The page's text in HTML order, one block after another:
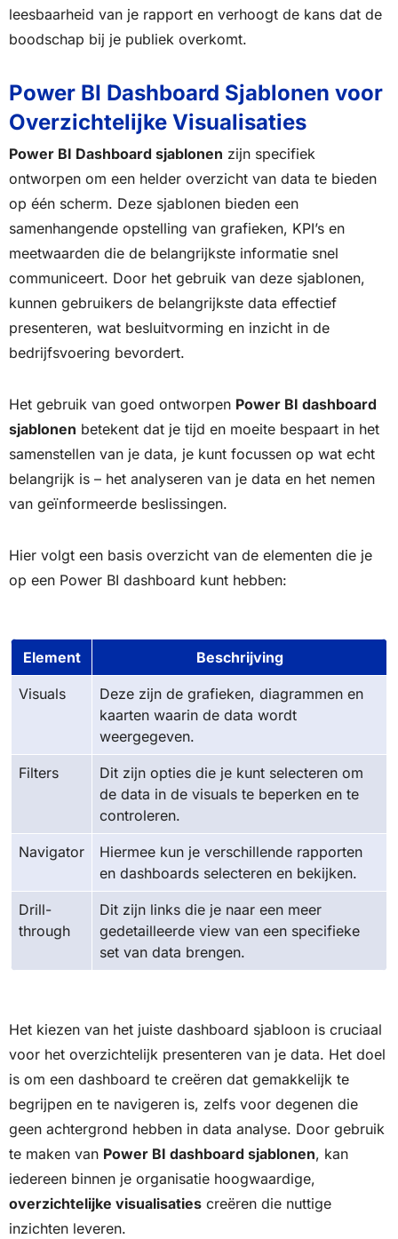
leesbaarheid van je rapport en verhoogt de kans dat de
boodschap bij je publiek overkomt.
Power BI Dashboard Sjablonen voor
Overzichtelijke Visualisaties
Power BI Dashboard sjablonen zijn specifiek
ontworpen om een helder overzicht van data te bieden
op één scherm. Deze sjablonen bieden een
samenhangende opstelling van grafieken, KPI’s en
meetwaarden die de belangrijkste informatie snel
communiceert. Door het gebruik van deze sjablonen,
kunnen gebruikers de belangrijkste data effectief
presenteren, wat besluitvorming en inzicht in de
bedrijfsvoering bevordert.
Het gebruik van goed ontworpen Power BI dashboard
sjablonen betekent dat je tijd en moeite bespaart in het
samenstellen van je data, je kunt focussen op wat echt
belangrijk is – het analyseren van je data en het nemen
van geïnformeerde beslissingen.
Hier volgt een basis overzicht van de elementen die je
op een Power BI dashboard kunt hebben:
Element Beschrijving
Visuals
Deze zijn de grafieken, diagrammen en
kaarten waarin de data wordt
weergegeven.
Filters
Dit zijn opties die je kunt selecteren om
de data in de visuals te beperken en te
controleren.
Navigator
Hiermee kun je verschillende rapporten
en dashboards selecteren en bekijken.
Drill-
through
Dit zijn links die je naar een meer
gedetailleerde view van een specifieke
set van data brengen.
Het kiezen van het juiste dashboard sjabloon is cruciaal
voor het overzichtelijk presenteren van je data. Het doel
is om een dashboard te creëren dat gemakkelijk te
begrijpen en te navigeren is, zelfs voor degenen die
geen achtergrond hebben in data analyse. Door gebruik
te maken van Power BI dashboard sjablonen, kan
iedereen binnen je organisatie hoogwaardige,
overzichtelijke visualisaties creëren die nuttige
inzichten leveren.